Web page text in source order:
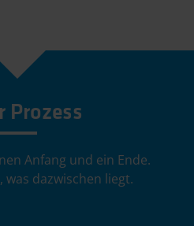
Prozess
Anfang und ein Ende.
was dazwischen liegt.